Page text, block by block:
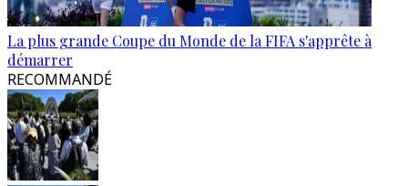
La plus grande Coupe du Monde de la FIFA s'apprête à
démarrer
RECOMMANDÉ